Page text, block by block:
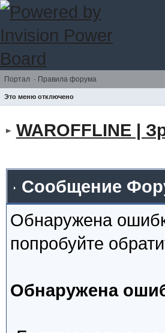
Портал · Правила форума
Это меню отключено
WAROFFLINE |
Сообщение
Обнаружена
попробуйте
Обнаружена